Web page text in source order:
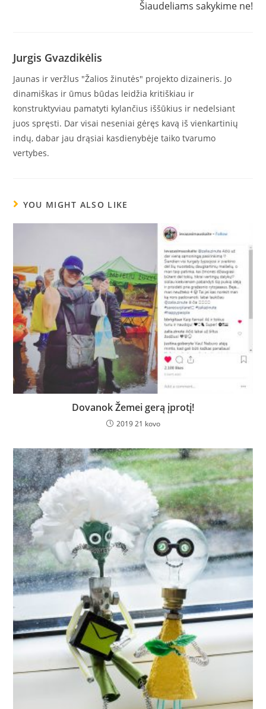
Šiaudeliams sakykime ne!
Jurgis Gvazdikėlis
Jaunas ir veržlus "Žalios žinutės" projekto dizaineris. Jo
dinamiškas ir ūmus būdas leidžia kritiškiau ir
konstruktyviau pamatyti kylančius iššūkius ir nedelsiant
juos spręsti. Dar visai neseniai gėręs kavą iš vienkartinių
indų, dabar jau drąsiai kasdienybėje taiko tvarumo
vertybes.
YOU MIGHT ALSO LIKE
Dovanok Žemei gerą įprotį!
2019 21 kovo